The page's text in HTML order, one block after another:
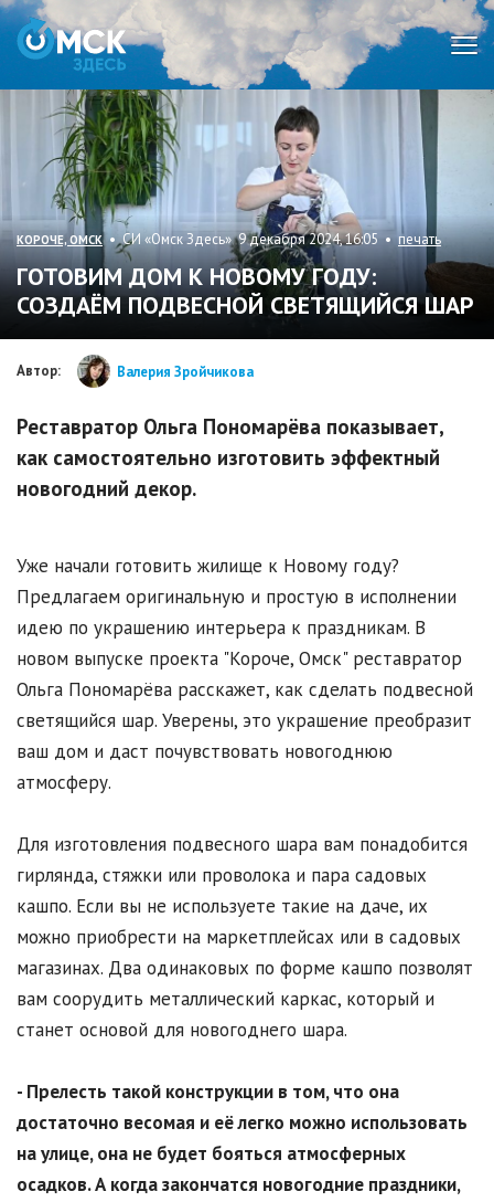
КОРОЧЕ, ОМСК• СИ «Омск Здесь» 9 декабря 2024, 16:05 •печать
ГОТОВИМ ДОМ К НОВОМУ ГОДУ:
СОЗДАЁМ ПОДВЕСНОЙ СВЕТЯЩИЙСЯ ШАР
Автор: Валерия Зройчикова
Реставратор Ольга Пономарёва показывает,
как самостоятельно изготовить эффектный
новогодний декор.
Уже начали готовить жилище к Новому году?
Предлагаем оригинальную и простую в исполнении
идею по украшению интерьера к праздникам. В
новом выпуске проекта "Короче, Омск" реставратор
Ольга Пономарёва расскажет, как сделать подвесной
светящийся шар. Уверены, это украшение преобразит
ваш дом и даст почувствовать новогоднюю
атмосферу.
Для изготовления подвесного шара вам понадобится
гирлянда, стяжки или проволока и пара садовых
кашпо. Если вы не используете такие на даче, их
можно приобрести на маркетплейсах или в садовых
магазинах. Два одинаковых по форме кашпо позволят
вам соорудить металлический каркас, который и
станет основой для новогоднего шара.
- Прелесть такой конструкции в том, что она
достаточно весомая и её легко можно использовать
на улице, она не будет бояться атмосферных
осадков. А когда закончатся новогодние праздники,